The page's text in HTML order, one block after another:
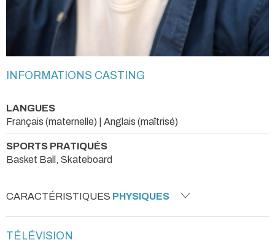
INFORMATIONS CASTING
LANGUES
Français (maternelle) | Anglais (maîtrisé)
SPORTS PRATIQUÉS
Basket Ball, Skateboard
CARACTÉRISTIQUES PHYSIQUES
TÉLÉVISION